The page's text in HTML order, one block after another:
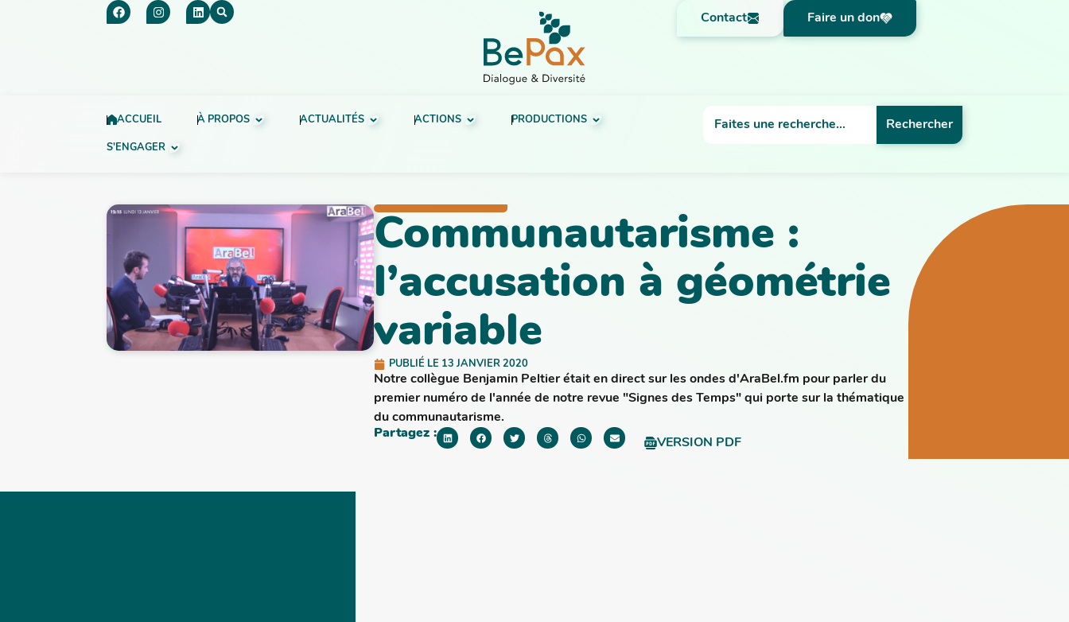
Contact Faire un don
ACCUEIL À PROPOS ACTUALITÉS ACTIONS PRODUCTIONS
S'ENGAGER
Rechercher
Communautarisme :
l’accusation à géométrie
variable
PUBLIÉ LE 13 JANVIER 2020
Notre collègue Benjamin Peltier était en direct sur les ondes d'AraBel.fm pour parler du
premier numéro de l'année de notre revue "Signes des Temps" qui porte sur la thématique
du communautarisme.
Partagez :
VERSION PDF